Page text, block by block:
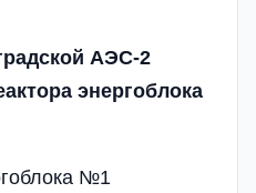
АЭС-2
энергоблока
№1